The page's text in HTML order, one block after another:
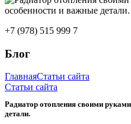
+7 (978) 515 999 7
Блог
ГлавнаяСтатьи сайта
Статьи сайта
Радиатор отопления своими
детали.